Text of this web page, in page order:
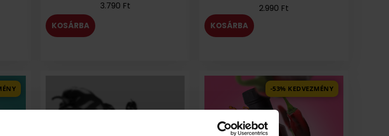
3.790 Ft
KOSÁRBA
alapján
2.990 Ft
KOSÁRBA
-53% KEDVEZMÉNY